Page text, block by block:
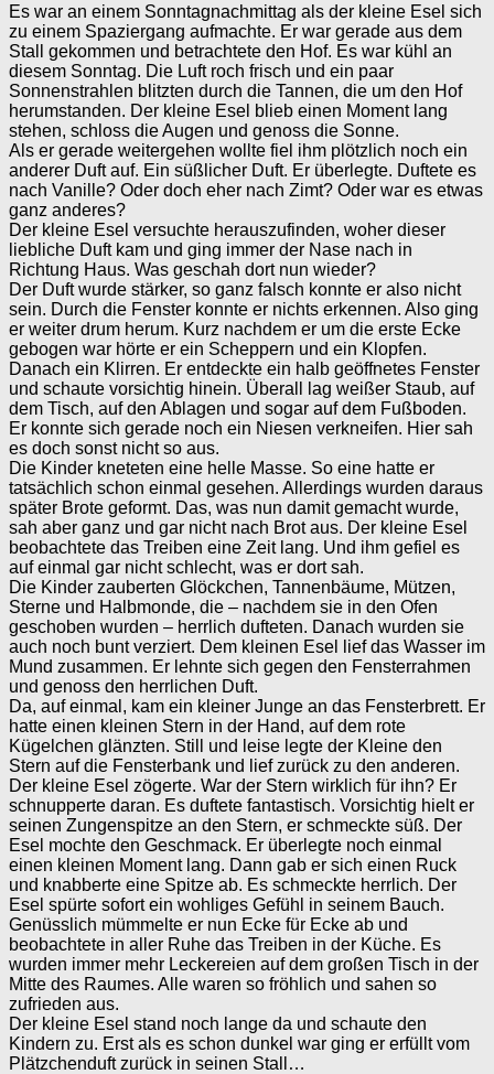
Es war an einem Sonntagnachmittag als der kleine Esel sich
zu einem Spaziergang aufmachte. Er war gerade aus dem
Stall gekommen und betrachtete den Hof. Es war kühl an
diesem Sonntag. Die Luft roch frisch und ein paar
Sonnenstrahlen blitzten durch die Tannen, die um den Hof
herumstanden. Der kleine Esel blieb einen Moment lang
stehen, schloss die Augen und genoss die Sonne.
Als er gerade weitergehen wollte fiel ihm plötzlich noch ein
anderer Duft auf. Ein süßlicher Duft. Er überlegte. Duftete es
nach Vanille? Oder doch eher nach Zimt? Oder war es etwas
ganz anderes?
Der kleine Esel versuchte herauszufinden, woher dieser
liebliche Duft kam und ging immer der Nase nach in
Richtung Haus. Was geschah dort nun wieder?
Der Duft wurde stärker, so ganz falsch konnte er also nicht
sein. Durch die Fenster konnte er nichts erkennen. Also ging
er weiter drum herum. Kurz nachdem er um die erste Ecke
gebogen war hörte er ein Scheppern und ein Klopfen.
Danach ein Klirren. Er entdeckte ein halb geöffnetes Fenster
und schaute vorsichtig hinein. Überall lag weißer Staub, auf
dem Tisch, auf den Ablagen und sogar auf dem Fußboden.
Er konnte sich gerade noch ein Niesen verkneifen. Hier sah
es doch sonst nicht so aus.
Die Kinder kneteten eine helle Masse. So eine hatte er
tatsächlich schon einmal gesehen. Allerdings wurden daraus
später Brote geformt. Das, was nun damit gemacht wurde,
sah aber ganz und gar nicht nach Brot aus. Der kleine Esel
beobachtete das Treiben eine Zeit lang. Und ihm gefiel es
auf einmal gar nicht schlecht, was er dort sah.
Die Kinder zauberten Glöckchen, Tannenbäume, Mützen,
Sterne und Halbmonde, die – nachdem sie in den Ofen
geschoben wurden – herrlich dufteten. Danach wurden sie
auch noch bunt verziert. Dem kleinen Esel lief das Wasser im
Mund zusammen. Er lehnte sich gegen den Fensterrahmen
und genoss den herrlichen Duft.
Da, auf einmal, kam ein kleiner Junge an das Fensterbrett. Er
hatte einen kleinen Stern in der Hand, auf dem rote
Kügelchen glänzten. Still und leise legte der Kleine den
Stern auf die Fensterbank und lief zurück zu den anderen.
Der kleine Esel zögerte. War der Stern wirklich für ihn? Er
schnupperte daran. Es duftete fantastisch. Vorsichtig hielt er
seinen Zungenspitze an den Stern, er schmeckte süß. Der
Esel mochte den Geschmack. Er überlegte noch einmal
einen kleinen Moment lang. Dann gab er sich einen Ruck
und knabberte eine Spitze ab. Es schmeckte herrlich. Der
Esel spürte sofort ein wohliges Gefühl in seinem Bauch.
Genüsslich mümmelte er nun Ecke für Ecke ab und
beobachtete in aller Ruhe das Treiben in der Küche. Es
wurden immer mehr Leckereien auf dem großen Tisch in der
Mitte des Raumes. Alle waren so fröhlich und sahen so
zufrieden aus.
Der kleine Esel stand noch lange da und schaute den
Kindern zu. Erst als es schon dunkel war ging er erfüllt vom
Plätzchenduft zurück in seinen Stall…